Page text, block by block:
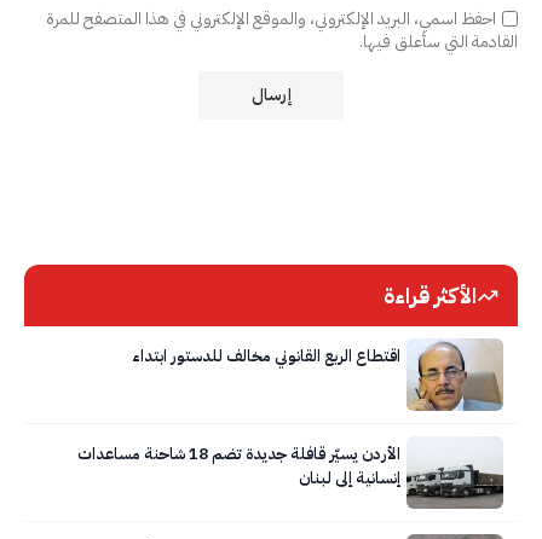
احفظ اسمي، البريد الإلكتروني، والموقع الإلكتروني في هذا المتصفح للمرة
القادمة التي سأعلق فيها.
الأكثر قراءة
اقتطاع الربع القانوني مخالف للدستور ابتداء
الأردن يسيّر قافلة جديدة تضم 18 شاحنة مساعدات
إنسانية إلى لبنان